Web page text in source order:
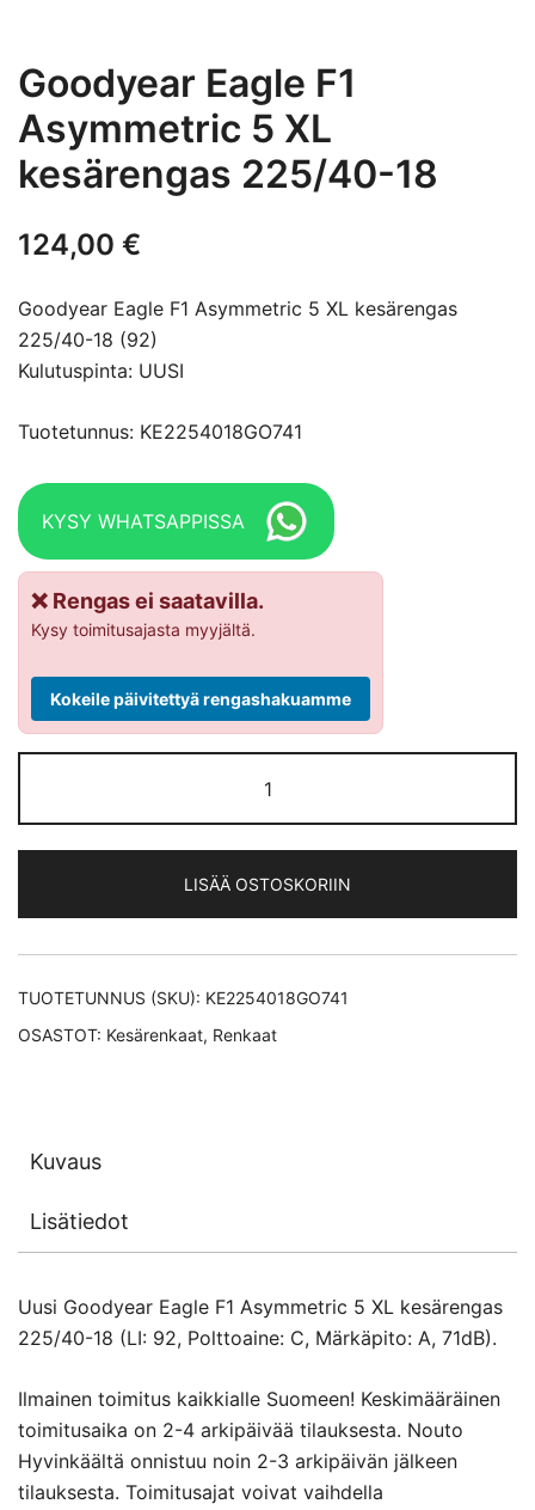
Goodyear Eagle F1
Asymmetric 5 XL
kesärengas 225/40-18
124,00 €
Goodyear Eagle F1 Asymmetric 5 XL kesärengas
225/40-18 (92)
Kulutuspinta: UUSI
Tuotetunnus: KE2254018GO741
KYSY WHATSAPPISSA
❌ Rengas ei saatavilla.
Kysy toimitusajasta myyjältä.
Kokeile päivitettyä rengashakuamme
Eagle
F1
5 XL
kesärengas
225/40-
18
LISÄÄ OSTOSKORIIN
TUOTETUNNUS (SKU): KE2254018GO741
OSASTOT: Kesärenkaat, Renkaat
Kuvaus
Lisätiedot
Uusi Goodyear Eagle F1 Asymmetric 5 XL kesärengas
225/40-18 (LI: 92, Polttoaine: C, Märkäpito: A, 71dB).
Ilmainen toimitus kaikkialle Suomeen! Keskimääräinen
toimitusaika on 2-4 arkipäivää tilauksesta. Nouto
Hyvinkäältä onnistuu noin 2-3 arkipäivän jälkeen
tilauksesta. Toimitusajat voivat vaihdella